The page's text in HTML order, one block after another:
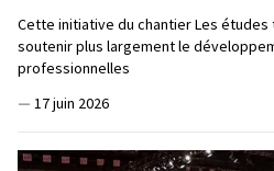
Cette initiative du chantier Les études
soutenir plus largement le
professionnelles
— 17 juin 2026